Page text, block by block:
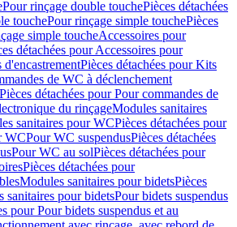
Pour rinçage double touchePièces détachées
touchePour rinçage simple touchePièces
simple toucheAccessoires pour
détachées pour Accessoires pour
d'encastrementPièces détachées pour Kits
de WC à déclenchement
Pièces détachées pour Pour commandes de
du rinçageModules sanitaires
sanitaires pour WCPièces détachées pour
WCPour WC suspendusPièces détachées
Pour WC au solPièces détachées pour
Pièces détachées pour
Modules sanitaires pour bidetsPièces
sanitaires pour bidetsPour bidets suspendus
pour Pour bidets suspendus et au